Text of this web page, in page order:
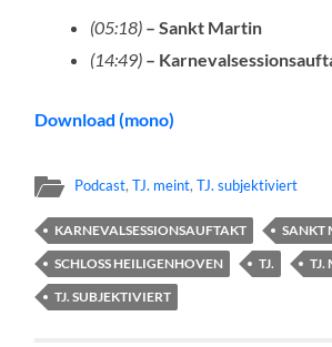
(05:18) – Sankt Martin
(14:49) –
Download (mono)
Podcast,TJ. meint,TJ. subjektiviert
KARNEVALSESSIONSAUFTAKT
SANKT
SCHLOSS HEILIGENHOVEN
TJ.
TJ.
TJ. SUBJEKTIVIERT